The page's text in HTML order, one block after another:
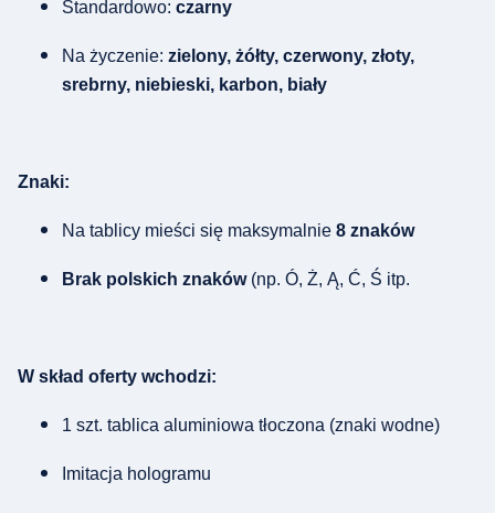
Standardowo: czarny
Na życzenie: zielony, żółty, czerwony, złoty,
srebrny, niebieski, karbon, biały
Znaki:
Na tablicy mieści się maksymalnie 8 znaków
Brak polskich znaków(np. Ó, Ż, Ą, Ć, Ś itp.
W skład oferty wchodzi:
1 szt. tablica aluminiowa tłoczona (znaki wodne)
Imitacja hologramu